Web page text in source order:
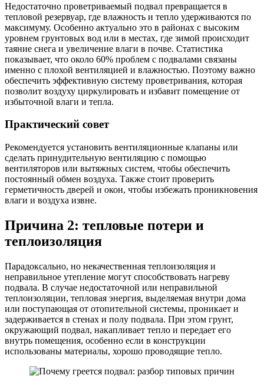
Недостаточно проветриваемый подвал превращается в
тепловой резервуар, где влажность и тепло удерживаются по
максимуму. Особенно актуально это в районах с высоким
уровнем грунтовых вод или в местах, где зимой происходит
таяние снега и увеличение влаги в почве. Статистика
показывает, что около 60% проблем с подвалами связаны
именно с плохой вентиляцией и влажностью. Поэтому важно
обеспечить эффективную систему проветривания, которая
позволит воздуху циркулировать и избавит помещение от
избыточной влаги и тепла.
Практический совет
Рекомендуется установить вентиляционные клапаны или
сделать принудительную вентиляцию с помощью
вентиляторов или вытяжных систем, чтобы обеспечить
постоянный обмен воздуха. Также стоит проверить
герметичность дверей и окон, чтобы избежать проникновения
влаги и воздуха извне.
Причина 2: тепловые потери и
теплоизоляция
Парадоксально, но некачественная теплоизоляция и
неправильное утепление могут способствовать нагреву
подвала. В случае недостаточной или неправильной
теплоизоляции, тепловая энергия, выделяемая внутри дома
или поступающая от отопительной системы, проникает и
задерживается в стенах и полу подвала. При этом грунт,
окружающий подвал, накапливает тепло и передает его
внутрь помещения, особенно если в конструкции
использованы материалы, хорошо проводящие тепло.